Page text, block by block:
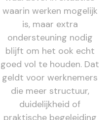
waarin werken mogelijk
is, maar extra
ondersteuning nodig
blijft om het ook echt
goed vol te houden. Dat
geldt voor werknemers
die meer structuur,
duidelijkheid of